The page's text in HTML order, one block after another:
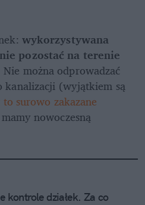
wykorzystywana
pozostać na terenie
Nie można odprowadzać
kanalizacji (wyjątkiem są
to surowo zakazane
nowoczesną
kontrole działek. Za co